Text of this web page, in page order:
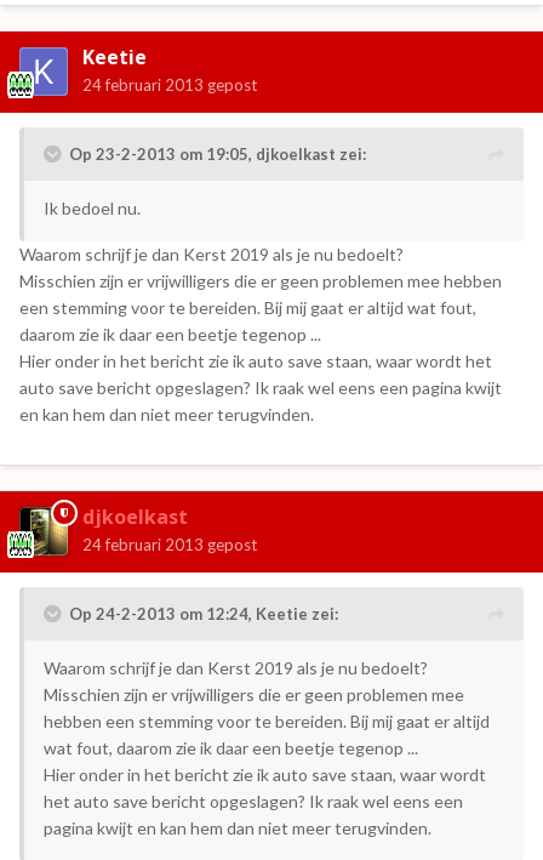
Keetie
24 februari 2013 gepost
Op 23-2-2013 om 19:05, djkoelkast zei:
Ik bedoel nu.
Waarom schrijf je dan Kerst 2019 als je nu bedoelt?
Misschien zijn er vrijwilligers die er geen problemen mee hebben
een stemming voor te bereiden. Bij mij gaat er altijd wat fout,
daarom zie ik daar een beetje tegenop ...
Hier onder in het bericht zie ik auto save staan, waar wordt het
auto save bericht opgeslagen? Ik raak wel eens een pagina kwijt
en kan hem dan niet meer terugvinden.
djkoelkast
24 februari 2013 gepost
Op 24-2-2013 om 12:24, Keetie zei:
Waarom schrijf je dan Kerst 2019 als je nu bedoelt?
Misschien zijn er vrijwilligers die er geen problemen mee
hebben een stemming voor te bereiden. Bij mij gaat er altijd
wat fout, daarom zie ik daar een beetje tegenop ...
Hier onder in het bericht zie ik auto save staan, waar wordt
het auto save bericht opgeslagen? Ik raak wel eens een
pagina kwijt en kan hem dan niet meer terugvinden.